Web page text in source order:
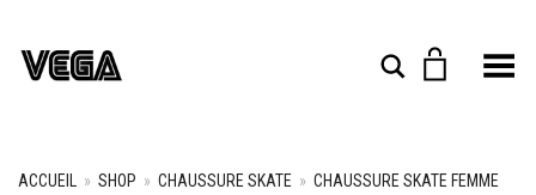
Rechercher
Toggle Menu
ACCUEIL » SHOP » CHAUSSURE SKATE » CHAUSSURE SKATE FEMME